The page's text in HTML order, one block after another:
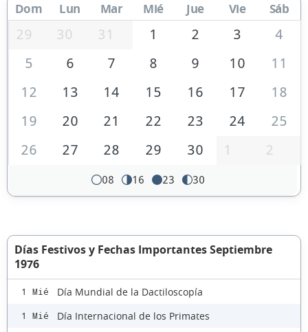
Dom Lun Mar Mié Jue Vie Sáb
29 30 31 1 2 3
4
5
6 7 8 9 10
11
12
13 14 15 16 17
18
19
20 21 22 23 24
25
26
27 28 29 30 1 2
08 16 23 30
Días Festivos y Fechas Importantes Septiembre
1976
1 Mié Día Mundial de la Dactiloscopía
1 Mié Día Internacional de los Primates